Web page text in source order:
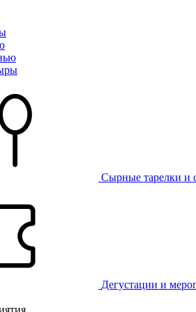
Сырные тарелки и
Дегустации и